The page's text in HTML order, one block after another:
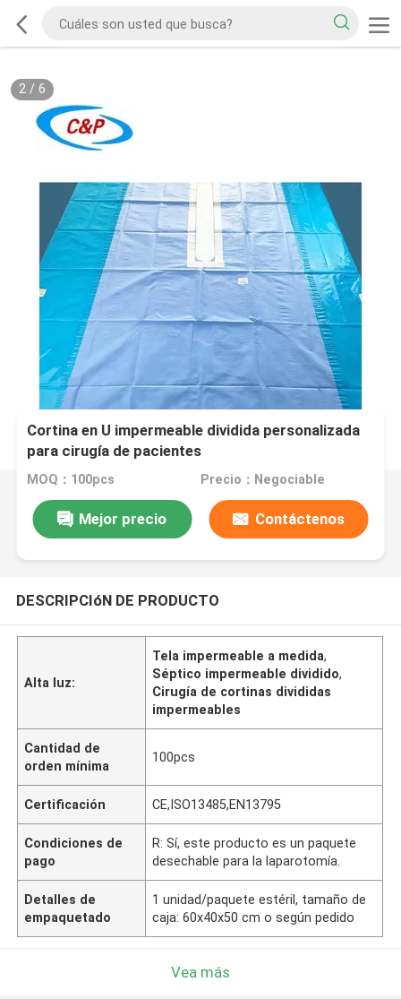
2/ 6
Cortina en U impermeable dividida personalizada
para cirugía de pacientes
MOQ：100pcs Precio：Negociable
Mejor precio Contáctenos
DESCRIPCIóN DE PRODUCTO
Alta luz:
Tela impermeable a medida,
Séptico impermeable dividido,
Cirugía de cortinas divididas
impermeables
Cantidad de
orden mínima
100pcs
Certificación CE,ISO13485,EN13795
Condiciones de
pago
R: Sí, este producto es un paquete
desechable para la laparotomía.
Detalles de
empaquetado
1 unidad/paquete estéril, tamaño de
caja: 60x40x50 cm o según pedido
Vea más